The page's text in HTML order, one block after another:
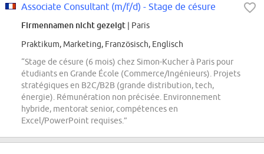
Associate Consultant (m/f/d) - Stage de césure
Firmennamen nicht gezeigt | Paris
Praktikum, Marketing, Französisch, Englisch
“Stage de césure (6 mois) chez Simon-Kucher à Paris pour
étudiants en Grande École (Commerce/Ingénieurs). Projets
stratégiques en B2C/B2B (grande distribution, tech,
énergie). Rémunération non précisée. Environnement
hybride, mentorat senior, compétences en
Excel/PowerPoint requises.”